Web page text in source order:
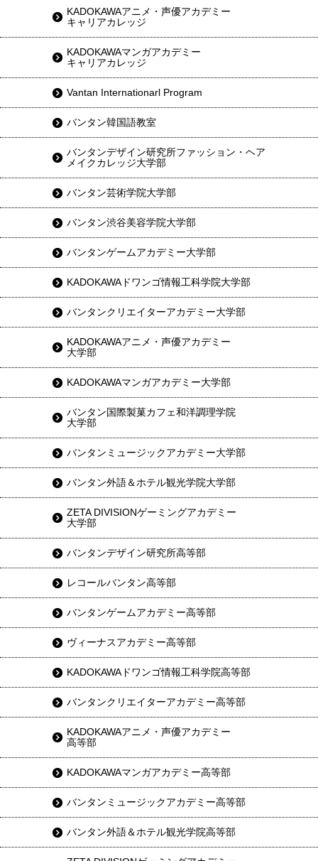
KADOKAWAアニメ・声優アカデミー
キャリアカレッジ
KADOKAWAマンガアカデミー
キャリアカレッジ
Vantan Internationarl Program
バンタン韓国語教室
バンタンデザイン研究所ファッション・ヘア
メイクカレッジ大学部
バンタン芸術学院大学部
バンタン渋谷美容学院大学部
バンタンゲームアカデミー大学部
KADOKAWAドワンゴ情報工科学院大学部
バンタンクリエイターアカデミー大学部
KADOKAWAアニメ・声優アカデミー
大学部
KADOKAWAマンガアカデミー大学部
バンタン国際製菓カフェ和洋調理学院
大学部
バンタンミュージックアカデミー大学部
バンタン外語＆ホテル観光学院大学部
ZETA DIVISIONゲーミングアカデミー
大学部
バンタンデザイン研究所高等部
レコールバンタン高等部
バンタンゲームアカデミー高等部
ヴィーナスアカデミー高等部
KADOKAWAドワンゴ情報工科学院高等部
バンタンクリエイターアカデミー高等部
KADOKAWAアニメ・声優アカデミー
高等部
KADOKAWAマンガアカデミー高等部
バンタンミュージックアカデミー高等部
バンタン外語＆ホテル観光学院高等部